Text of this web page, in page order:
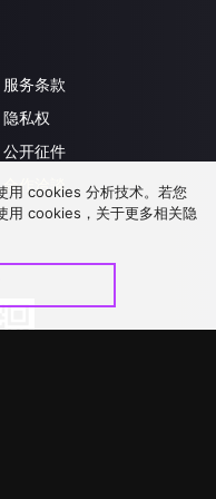
服务条款
隐私权
公开征件
合作洽談
用 cookies 分析技术。若您
用 cookies，关于更多相关隐